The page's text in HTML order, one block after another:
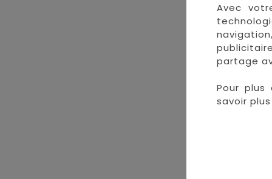
Avec
partage
Pour plus
savoir plus